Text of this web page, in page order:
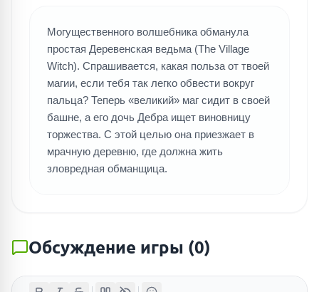
Могущественного волшебника обманула
простая Деревенская ведьма (The Village
Witch). Спрашивается, какая польза от твоей
магии, если тебя так легко обвести вокруг
пальца? Теперь «великий» маг сидит в своей
башне, а его дочь Дебра ищет виновницу
торжества. С этой целью она приезжает в
мрачную деревню, где должна жить
зловредная обманщица.
Обсуждение игры (0)